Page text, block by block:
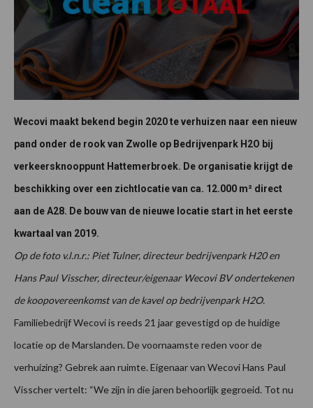
Wecovi maakt bekend begin 2020 te verhuizen naar een nieuw
pand onder de rook van Zwolle op Bedrijvenpark H2O bij
verkeersknooppunt Hattemerbroek. De organisatie krijgt de
beschikking over een zichtlocatie van ca. 12.000 m² direct
aan de A28. De bouw van de nieuwe locatie start in het eerste
kwartaal van 2019.
Op de foto v.l.n.r.: Piet Tulner, directeur bedrijvenpark H20 en
Hans Paul Visscher, directeur/eigenaar Wecovi BV ondertekenen
de koopovereenkomst van de kavel op bedrijvenpark H2O.
Familiebedrijf Wecovi is reeds 21 jaar gevestigd op de huidige
locatie op de Marslanden. De voornaamste reden voor de
verhuizing? Gebrek aan ruimte. Eigenaar van Wecovi Hans Paul
Visscher vertelt: “We zijn in die jaren behoorlijk gegroeid. Tot nu